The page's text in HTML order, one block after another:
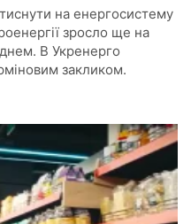
на енергосистему
зросло ще на
В Укренерго
закликом.